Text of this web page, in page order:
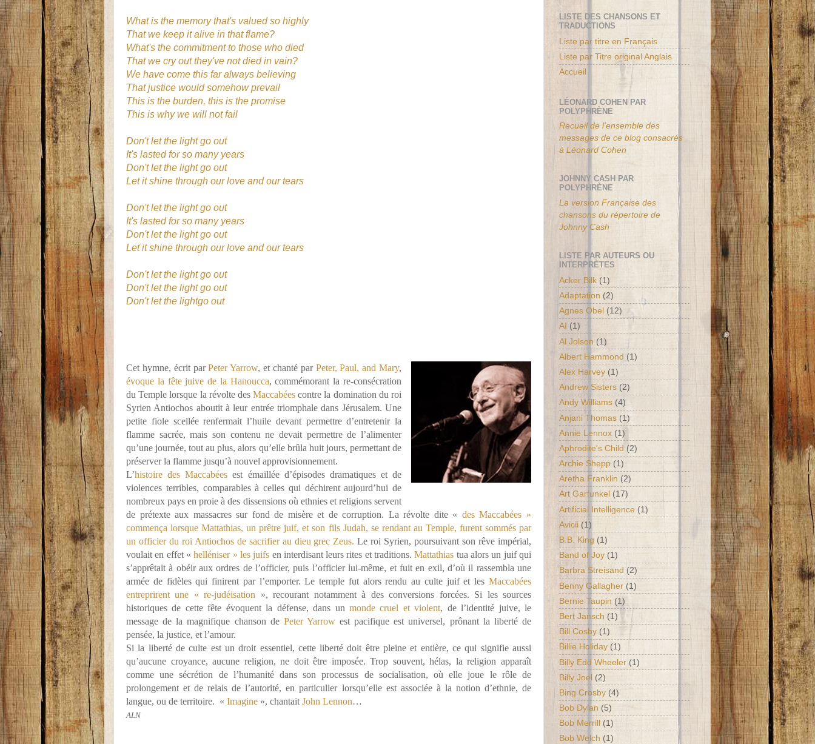
What is the memory that's valued so highly
That we keep it alive in that flame?
What's the commitment to those who died
That we cry out they've not died in vain?
We have come this far always believing
That justice would somehow prevail
This is the burden, this is the promise
This is why we will not fail
Don't let the light go out
It's lasted for so many years
Don't let the light go out
Let it shine through our love and our tears
Don't let the light go out
It's lasted for so many years
Don't let the light go out
Let it shine through our love and our tears
Don't let the light go out
Don't let the light go out
Don't let the lightgo out
Cet hymne, écrit parPeter Yarrow, et chanté par Peter, Paul, and Mary,
évoque la fête juive de la Hanoucca, commémorant la re-consécration
du Temple lorsque la révolte desMaccabées contre la domination du roi
Syrien Antiochos aboutit à leur entrée triomphale dans Jérusalem. Une
petite fiole scellée renfermait l’huile devant permettre d’entretenir la
flamme sacrée, mais son contenu ne devait permettre de l’alimenter
qu’une journée, tout au plus, alors qu’elle brûla huit jours, permettant de
préserver la flamme jusqu’à nouvel approvisionnement.
L’histoire des Maccabées est émaillée d’épisodes dramatiques et de
violences terribles, comparables à celles qui déchirent aujourd’hui de
nombreux pays en proie à des dissensions où ethnies et religions servent
de prétexte aux massacres sur fond de misère et de corruption. La révolte dite « des Maccabées »
commença lorsque Mattathias, un prêtre juif, et son fils Judah, se rendant au Temple, furent sommés par
un officier du roi Antiochos de sacrifier au dieu grec Zeus. Le roi Syrien, poursuivant son rêve impérial,
voulait en effet «helléniser » les juifs en interdisant leurs rites et traditions.Mattathias tua alors un juif qui
s’apprêtait à obéir aux ordres de l’officier, puis l’officier lui-même, et fuit en exil, d’où il rassembla une
armée de fidèles qui finirent par l’emporter. Le temple fut alors rendu au culte juif et les Maccabées
entreprirent une « re-judéisation », recourant notamment à des conversions forcées. Si les sources
historiques de cette fête évoquent la défense, dans un monde cruel et violent, de l’identité juive, le
message de la magnifique chanson de Peter Yarrowest pacifique est universel, prônant la liberté de
pensée, la justice, et l’amour.
Si la liberté de culte est un droit essentiel, cette liberté doit être pleine et entière, ce qui signifie aussi
qu’aucune croyance, aucune religion, ne doit être imposée. Trop souvent, hélas, la religion apparaît
comme une sécrétion de l’humanité dans son processus de socialisation, où elle joue le rôle de
prolongement et de relais de l’autorité, en particulier lorsqu’elle est associée à la notion d’ethnie, de
langue, ou de territoire. « Imagine », chantait John Lennon…
ALN
LISTE DES CHANSONS ET
TRADUCTIONS
Liste par titre en Français
Liste par Titre original Anglais
Accueil
LÉONARD COHEN PAR
POLYPHRÈNE
Recueil de l'ensemble des
messages de ce blog consacrés
à Léonard Cohen
JOHNNY CASH PAR
POLYPHRÈNE
La version Française des
chansons du répertoire de
Johnny Cash
LISTE PAR AUTEURS OU
INTERPRÈTES
Acker Bilk (1)
Adaptation (2)
Agnes Obel (12)
AI (1)
Al Jolson (1)
Albert Hammond (1)
Alex Harvey (1)
Andrew Sisters (2)
Andy Williams (4)
Anjani Thomas (1)
Annie Lennox (1)
Aphrodite's Child (2)
Archie Shepp (1)
Aretha Franklin (2)
Art Garfunkel (17)
Artificial Intelligence (1)
Avicii (1)
B.B. King (1)
Band of Joy (1)
Barbra Streisand (2)
Benny Gallagher (1)
Bernie Taupin (1)
Bert Jansch (1)
Bill Cosby (1)
Billie Holiday (1)
Billy Edd Wheeler (1)
Billy Joel (2)
Bing Crosby (4)
Bob Dylan (5)
Bob Merrill (1)
Bob Welch (1)